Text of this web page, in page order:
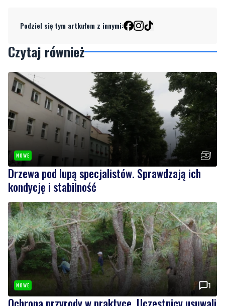
Podziel się tym artkułem z innymi:
Czytaj również
NOWE
Drzewa pod lupą specjalistów. Sprawdzają ich
kondycję i stabilność
NOWE 1